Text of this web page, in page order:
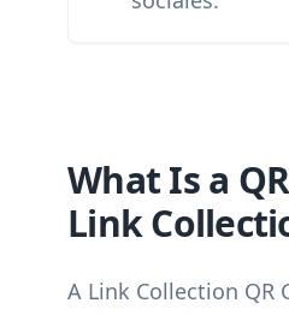
What Is a
Link
A Link Collection QR